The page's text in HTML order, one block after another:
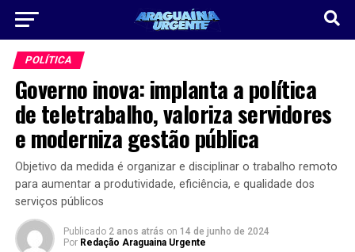
POLÍTICA
Governo inova: implanta a política
de teletrabalho, valoriza servidores
e moderniza gestão pública
Objetivo da medida é organizar e disciplinar o trabalho remoto
para aumentar a produtividade, eficiência, e qualidade dos
serviços públicos
Publicado 2 anos atrás on 14 de junho de 2024
Por Redação Araguaina Urgente